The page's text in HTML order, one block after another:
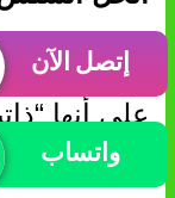
يشار إلى
على أنها
بشكل صحيح
إتصل الآن
واتساب